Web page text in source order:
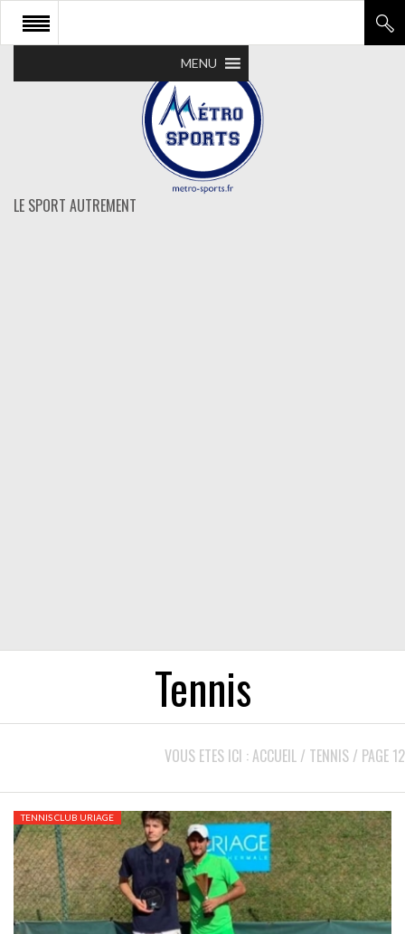
LE SPORT AUTREMENT
MENU
Tennis
VOUS ETES ICI : ACCUEIL / TENNIS / PAGE 12
TENNIS CLUB URIAGE